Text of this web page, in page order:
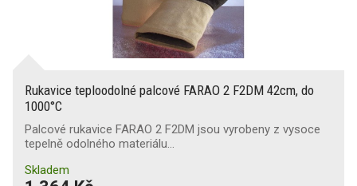
Rukavice teploodolné palcové FARAO 2 F2DM 42cm, do
1000°C
Palcové rukavice FARAO 2 F2DM jsou vyrobeny z vysoce
tepelně odolného materiálu…
Skladem